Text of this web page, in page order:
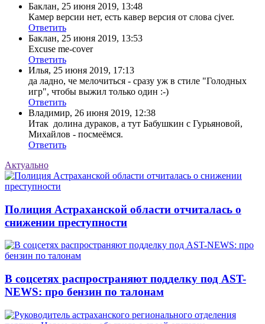
Баклан, 25 июня 2019, 13:48
Камер версии нет, есть кавер версия от слова cjver.
Ответить
Баклан, 25 июня 2019, 13:53
Excuse me-cover
Ответить
Илья, 25 июня 2019, 17:13
да ладно, че мелочиться - сразу уж в стиле "Голодных
игр", чтобы выжил только один :-)
Ответить
Владимир, 26 июня 2019, 12:38
Итак долина дураков, а тут Бабушкин с Гурьяновой,
Михайлов - посмеёмся.
Ответить
Актуально
Полиция Астраханской области отчиталась о
снижении преступности
В соцсетях распространяют подделку под AST-
NEWS: про бензин по талонам